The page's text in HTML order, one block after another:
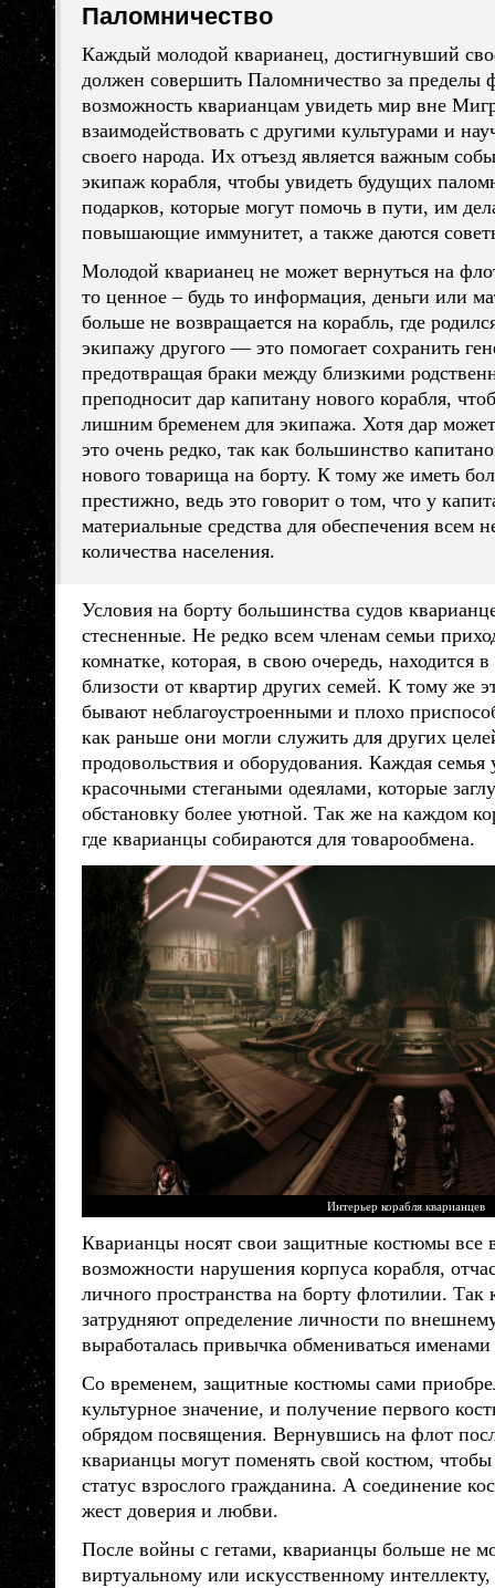
Паломничество
Каждый молодой кварианец, достигнувший
должен совершить Паломничество за пределы
возможность кварианцам увидеть мир вне
взаимодействовать с другими культурами и
своего народа. Их отъезд является важным
экипаж корабля, чтобы увидеть будущих
подарков, которые могут помочь в пути, им
повышающие иммунитет, а также даются
Молодой кварианец не может вернуться на
то ценное – будь то информация, деньги или
больше не возвращается на корабль, где
экипажу другого — это помогает сохранить
предотвращая браки между близкими
преподносит дар капитану нового корабля,
лишним бременем для экипажа. Хотя дар может
это очень редко, так как большинство
нового товарища на борту. К тому же иметь
престижно, ведь это говорит о том, что у
материальные средства для обеспечения всем
количества населения.
Условия на борту большинства судов
стесненные. Не редко всем членам семьи
комнатке, которая, в свою очередь, находится
близости от квартир других семей. К тому же
бывают неблагоустроенными и плохо
как раньше они могли служить для других
продовольствия и оборудования. Каждая
красочными стегаными одеялами, которые
обстановку более уютной. Так же на каждом
где кварианцы собираются для товарообмена.
Интерьер корабля кварианцев
Кварианцы носят свои защитные костюмы все
возможности нарушения корпуса корабля,
личного пространства на борту флотилии.
затрудняют определение личности по
выработалась привычка обмениваться
Со временем, защитные костюмы сами
культурное значение, и получение первого
обрядом посвящения. Вернувшись на флот
кварианцы могут поменять свой костюм,
статус взрослого гражданина. А соединение
жест доверия и любви.
После войны с гетами, кварианцы больше не
виртуальному или искусственному